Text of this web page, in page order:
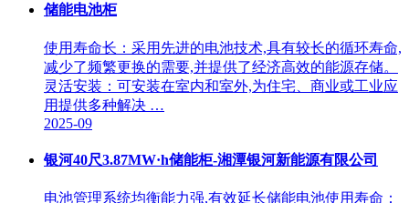
储能电池柜
使用寿命长：采用先进的电池技术,具有较长的循环寿命,
减少了频繁更换的需要,并提供了经济高效的能源存储。
灵活安装：可安装在室内和室外,为住宅、商业或工业应
用提供多种解决 …
2025-09
银河40尺3.87MW·h储能柜-湘潭银河新能源有限公司
电池管理系统均衡能力强,有效延长储能电池使用寿命：